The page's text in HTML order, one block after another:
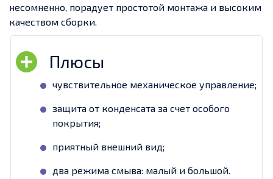
несомненно, порадует простотой монтажа и высоким
качеством сборки.
чувствительное механическое управление;
защита от конденсата за счет особого
покрытия;
приятный внешний вид;
два режима смыва: малый и большой.